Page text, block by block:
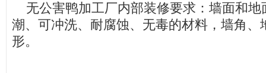
无公害鸭加工厂内部装修要求：墙面和地
潮、可冲洗、耐腐蚀、无毒的材料，墙角、
形。